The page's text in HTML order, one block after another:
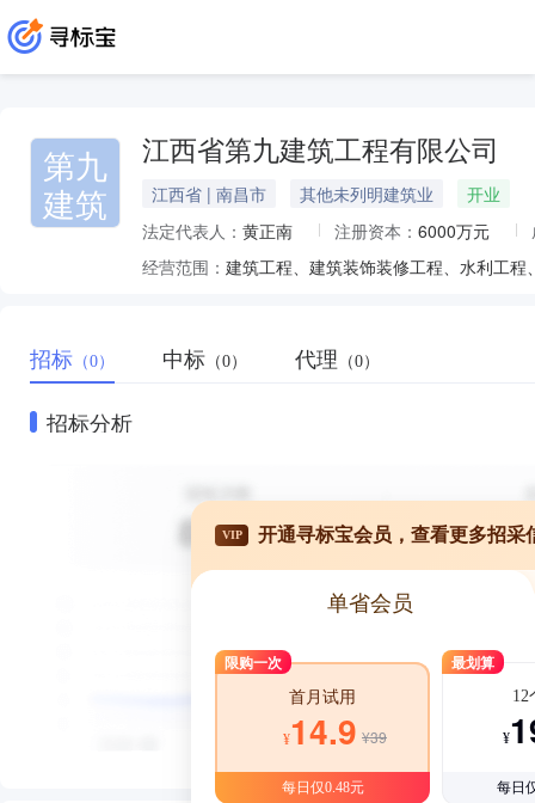
第九
建筑
江西省第九建筑工程有限公司
江西省 | 南昌市 其他未列明建筑业
开业
法定代表人： 黄正南 注册资本： 6000万元
经营范围：
招标 （0） 中标 （0） 代理 （0）
招标分析
VIP 开通寻标宝会员，查看更多招采
单省会员
限购一次
首月试用
¥14.9 ¥39
每日仅0.48元
最划算
12
¥
每日